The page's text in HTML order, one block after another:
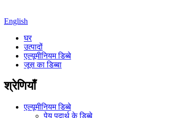
English
घर
उत्पादों
एल्यूमीनियम डिब्बे
जूस का डिब्बा
श्रेणियाँ
एल्यूमीनियम डिब्बे
पेय पदार्थ के डिब्बे